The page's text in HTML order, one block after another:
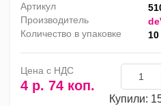
Артикул
Производитель
Количество в упаковке
10
Цена с НДС
4 р. 74 коп.
Купили: